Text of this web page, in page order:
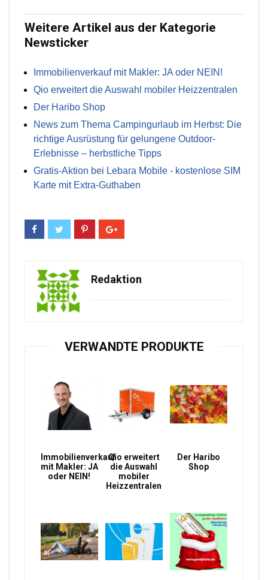
Weitere Artikel aus der Kategorie
Newsticker
Immobilienverkauf mit Makler: JA oder NEIN!
Qio erweitert die Auswahl mobiler Heizzentralen
Der Haribo Shop
News zum Thema Campingurlaub im Herbst: Die
richtige Ausrüstung für gelungene Outdoor-
Erlebnisse – herbstliche Tipps
Gratis-Aktion bei Lebara Mobile - kostenlose SIM
Karte mit Extra-Guthaben
Redaktion
VERWANDTE PRODUKTE
Immobilienverkauf
mit Makler: JA
oder NEIN!
Qio erweitert
die Auswahl
mobiler
Heizzentralen
Der Haribo
Shop